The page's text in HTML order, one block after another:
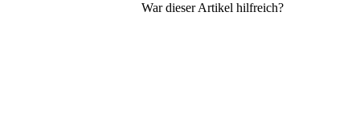
War dieser Artikel hilfreich?